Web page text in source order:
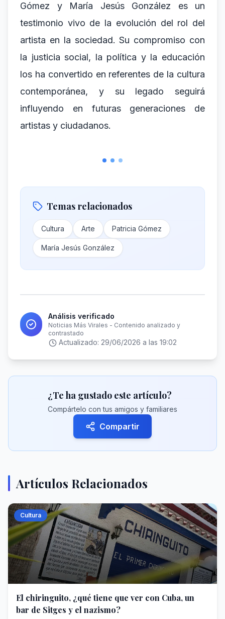
Gómez y María Jesús González es un
testimonio vivo de la evolución del rol del
artista en la sociedad. Su compromiso con
la justicia social, la política y la educación
los ha convertido en referentes de la cultura
contemporánea, y su legado seguirá
influyendo en futuras generaciones de
artistas y ciudadanos.
Temas relacionados
Cultura Arte Patricia Gómez
María Jesús González
Análisis verificado
Noticias Más Virales - Contenido analizado y
contrastado
Actualizado: 29/06/2026 a las 19:02
¿Te ha gustado este artículo?
Compártelo con tus amigos y familiares
Compartir
Artículos Relacionados
Cultura
El chiringuito, ¿qué tiene que ver con Cuba, un
bar de Sitges y el nazismo?